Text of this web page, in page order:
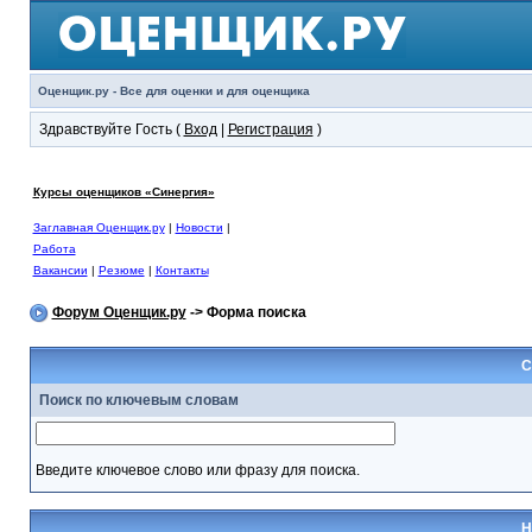
Оценщик.ру - Все для оценки и для оценщика
Здравствуйте Гость ( Вход| Регистрация )
Курсы оценщиков «Синергия»
Заглавная Оценщик.ру| Новости |
Работа
Вакансии | Резюме | Контакты
Форум Оценщик.ру-> Форма поиска
Поиск по ключевым словам
Введите ключевое слово или фразу для поиска.